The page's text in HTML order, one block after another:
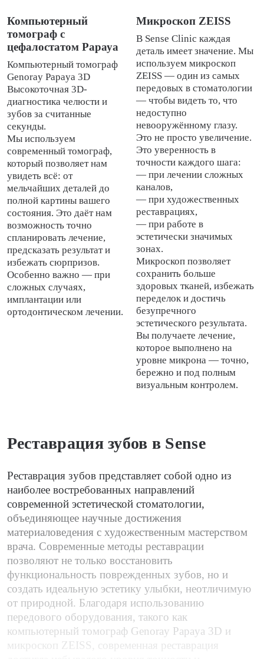
Компьютерный
томограф с
цефалостатом Рарауа
Компьютерный томограф
Genoray Papaya 3D
Высокоточная 3D-
диагностика челюсти и
зубов за считанные
секунды.
Мы используем
современный томограф,
который позволяет нам
увидеть всё: от
мельчайших деталей до
полной картины вашего
состояния. Это даёт нам
возможность точно
спланировать лечение,
предсказать результат и
избежать сюрпризов.
Особенно важно — при
сложных случаях,
имплантации или
ортодонтическом лечении.
Микроскоп ZEISS
В Sense Clinic каждая
деталь имеет значение. Мы
используем микроскоп
ZEISS — один из самых
передовых в стоматологии
— чтобы видеть то, что
недоступно
невооружённому глазу.
Это не просто увеличение.
Это уверенность в
точности каждого шага:
— при лечении сложных
каналов,
— при художественных
реставрациях,
— при работе в
эстетически значимых
зонах.
Микроскоп позволяет
сохранить больше
здоровых тканей, избежать
переделок и достичь
безупречного
эстетического результата.
Вы получаете лечение,
которое выполнено на
уровне микрона — точно,
бережно и под полным
визуальным контролем.
Реставрация зубов в Sense
Реставрация зубов представляет собой одно из
наиболее востребованных направлений
современной эстетической стоматологии,
объединяющее научные достижения
материаловедения с художественным мастерством
врача. Современные методы реставрации
позволяют не только восстановить
функциональность поврежденных зубов, но и
создать идеальную эстетику улыбки, неотличимую
от природной. Благодаря использованию
передового оборудования, такого как
компьютерный томограф Genoray Papaya 3D и
микроскоп ZEISS, современная реставрация